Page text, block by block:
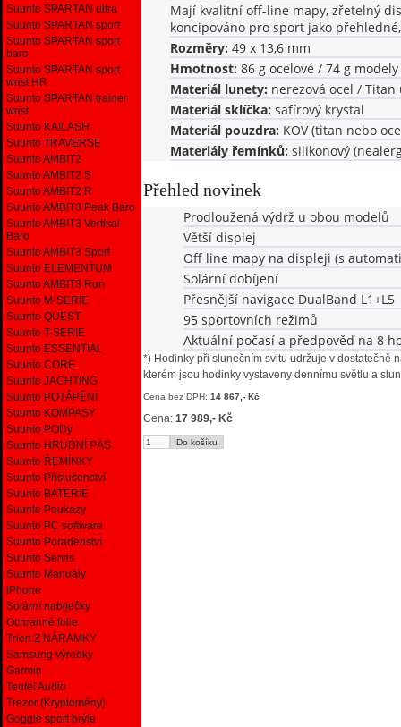
Suunto SPARTAN ultra
Suunto SPARTAN sport
Suunto SPARTAN sport
baro
Suunto SPARTAN sport
wrist HR
Suunto SPARTAN trainer
wrist
Suunto KAILASH
Suunto TRAVERSE
Suunto AMBIT2
Suunto AMBIT2 S
Suunto AMBIT2 R
Suunto AMBIT3 Peak Baro
Suunto AMBIT3 Vertikal
Baro
Suunto AMBIT3 Sport
Suunto ELEMENTUM
Suunto AMBIT3 Run
Suunto M-SERIE
Suunto QUEST
Suunto T-SERIE
Suunto ESSENTIAL
Suunto CORE
Suunto JACHTING
Suunto POTÁPĚNÍ
Suunto KOMPASY
Suunto PODy
Suunto HRUDNÍ PÁS
Suunto ŘEMÍNKY
Suunto Příslušenství
Suunto BATERIE
Suunto Poukazy
Suunto PC software
Suunto Poradenství
Suunto Servis
Suunto Manuály
iPhone
Solární nabiječky
Ochranné folie
Trion:Z NÁRAMKY
Samsung výrobky
Garmin
Teufel Audio
Trezor (Kryptoměny)
Goggle sport brýle
Mají kvalitní off-line mapy, zřetelný
koncipováno pro sport jako
Rozměry: 49 x 13,6 mm
Hmotnost: 86 g ocelové / 74 g
Materiál lunety: nerezová ocel /
Materiál sklíčka: safírový krystal
Materiál pouzdra: KOV (titan nebo
Materiály řemínků: silikonový
Přehled novinek
Prodloužená výdrž u obou modelů
Větší displej
Off line mapy na displeji (s
Solární dobíjení
Přesnější navigace DualBand L1+L5
95 sportovních režimů
Aktuální počasí a předpověď na 8
*) Hodinky při slunečním svitu udržuje v dostatečně
kterém jsou hodinky vystaveny dennímu světlu a
Cena bez DPH: 14 867,- Kč
Cena: 17 989,- Kč